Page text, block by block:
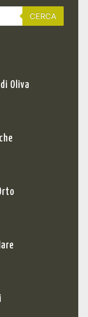
CERCA
Oliva